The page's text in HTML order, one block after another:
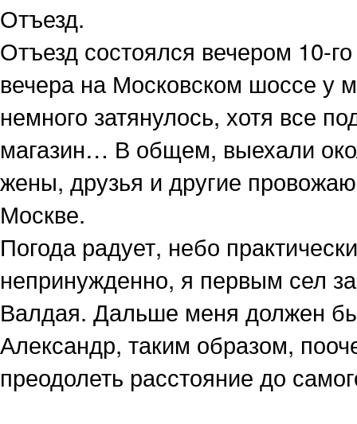
Отъезд.
Отъезд состоялся вечером 10-
вечера на Московском шоссе у
немного затянулось, хотя все
магазин… В общем, выехали
жены, друзья и другие
Москве.
Погода радует, небо
непринужденно, я первым сел
Валдая. Дальше меня должен
Александр, таким образом,
преодолеть расстояние до